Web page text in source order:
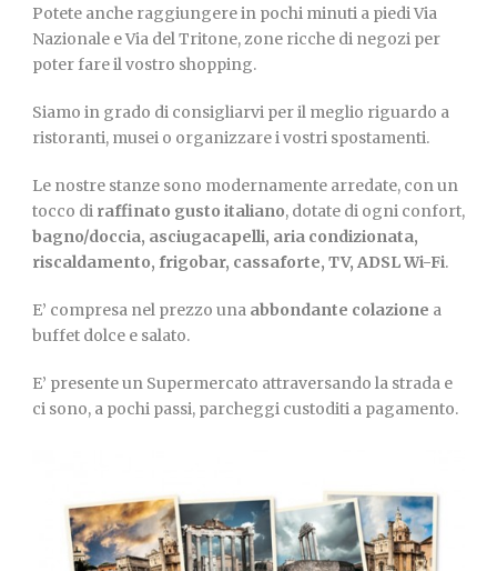
Potete anche raggiungere in pochi minuti a piedi Via
Nazionale e Via del Tritone, zone ricche di negozi per
poter fare il vostro shopping.
Siamo in grado di consigliarvi per il meglio riguardo a
ristoranti, musei o organizzare i vostri spostamenti.
Le nostre stanze sono modernamente arredate, con un
tocco di raffinato gusto italiano, dotate di ogni confort,
bagno/doccia, asciugacapelli, aria condizionata,
riscaldamento, frigobar, cassaforte, TV, ADSL Wi-Fi.
E’ compresa nel prezzo una abbondante colazione a
buffet dolce e salato.
E’ presente un Supermercato attraversando la strada e
ci sono, a pochi passi, parcheggi custoditi a pagamento.